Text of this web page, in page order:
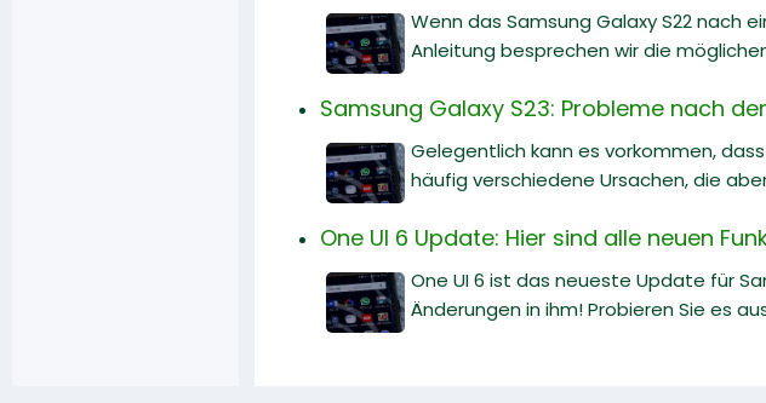
Wenn das Samsung Galaxy S22 nach
Anleitung besprechen wir die
Samsung Galaxy S23: Probleme nach
Gelegentlich kann es vorkommen,
häufig verschiedene Ursachen, die
One UI 6 Update: Hier sind alle neuen
One UI 6 ist das neueste Update für
Änderungen in ihm! Probieren Sie es